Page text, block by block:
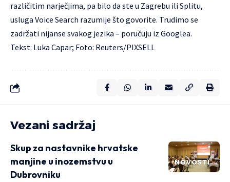
različitim narječjima, pa bilo da ste u Zagrebu ili Splitu,
usluga Voice Search razumije što govorite. Trudimo se
zadržati nijanse svakog jezika – poručuju iz Googlea.
Tekst: Luka Capar; Foto: Reuters/PIXSELL
Vezani sadržaj
NOVOSTI
Skup za nastavnike hrvatske
manjine u inozemstvu u
Dubrovniku